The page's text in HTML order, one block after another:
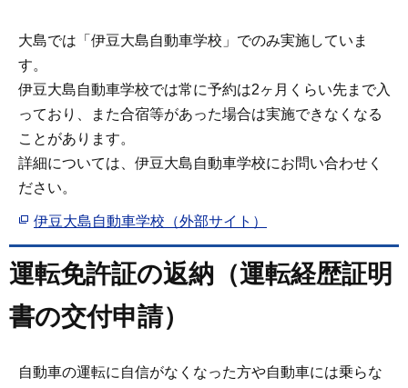
大島では「伊豆大島自動車学校」でのみ実施していま
す。
伊豆大島自動車学校では常に予約は2ヶ月くらい先まで入
っており、また合宿等があった場合は実施できなくなる
ことがあります。
詳細については、伊豆大島自動車学校にお問い合わせく
ださい。
伊豆大島自動車学校（外部サイト）
運転免許証の返納（運転経歴証明
書の交付申請）
自動車の運転に自信がなくなった方や自動車には乗らな